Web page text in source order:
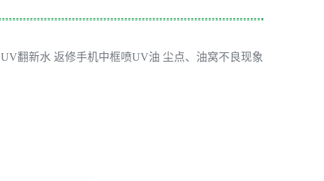
UV翻新水 返修手机中框喷UV油 尘点、油窝不良现象